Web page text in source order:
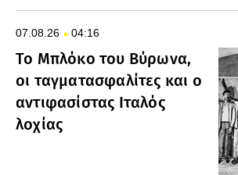
07.08.26 04:16
Το Μπλόκο του Βύρωνα,
οι ταγματασφαλίτες και ο
αντιφασίστας Ιταλός
λοχίας